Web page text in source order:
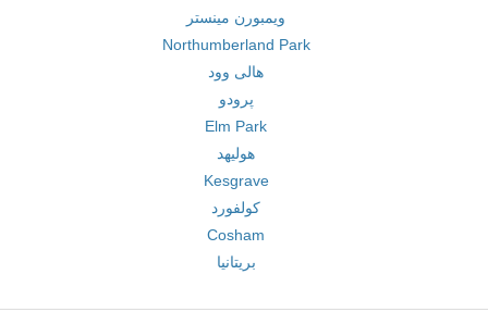
ویمبورن مینستر
Northumberland Park
هالی وود
پرودو
Elm Park
هولیهد
Kesgrave
کولفورد
Cosham
بریتانیا